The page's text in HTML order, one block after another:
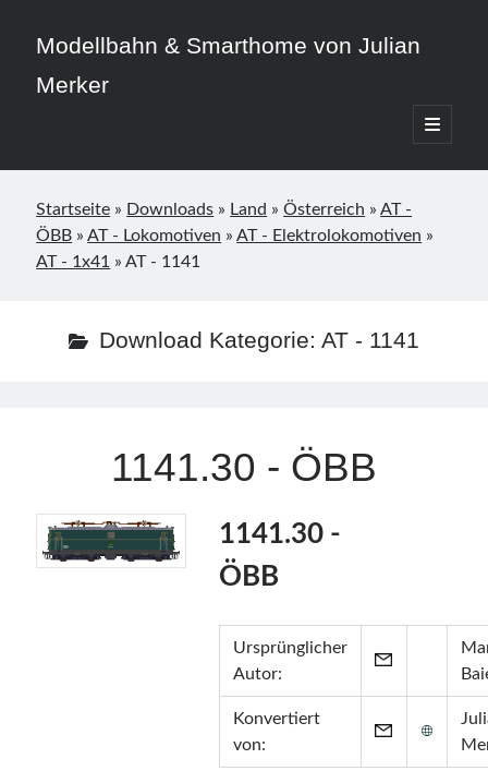
Modellbahn & Smarthome von Julian
Merker
open
primary
Sidebar
Beitragskategorien
Allgemein
•Zabbix Certified Specialist 7.0
•Zabbix Certified Specialist 5.0
Startseite » Downloads » Land »Österreich »AT -
ÖBB »AT - Lokomotiven »AT - Elektrolokomotiven »
AT - 1x41 »AT - 1141
Download Kategorie: AT - 1141
1141.30 - ÖBB
1141.30 -
ÖBB
Ursprünglicher
Autor:
Konvertiert
von: